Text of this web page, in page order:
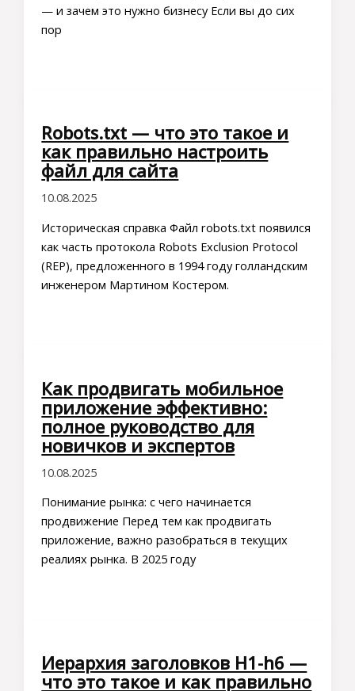
— и зачем это нужно бизнесу Если вы до сих
пор
Robots.txt — что это такое и
как правильно настроить
файл для сайта
10.08.2025
Историческая справка Файл robots.txt появился
как часть протокола Robots Exclusion Protocol
(REP), предложенного в 1994 году голландским
инженером Мартином Костером.
Как продвигать мобильное
приложение эффективно:
полное руководство для
новичков и экспертов
10.08.2025
Понимание рынка: с чего начинается
продвижение Перед тем как продвигать
приложение, важно разобраться в текущих
реалиях рынка. В 2025 году
Иерархия заголовков H1-h6 —
что это такое и как правильно